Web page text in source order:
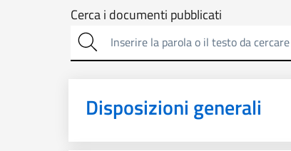
Cerca
sulla
trasparenza
Cerca i documenti pubblicati
Disposizioni generali